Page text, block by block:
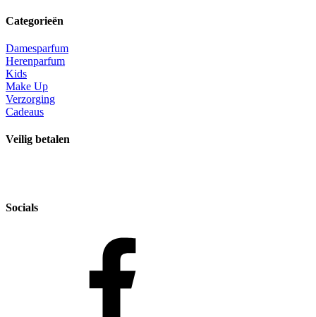
Categorieën
Damesparfum
Herenparfum
Kids
Make Up
Verzorging
Cadeaus
Veilig betalen
Socials